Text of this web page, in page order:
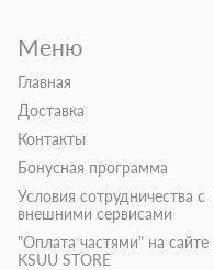
Меню
Главная
Доставка
Контакты
Бонусная программа
Условия сотрудничества с
внешними сервисами
"Оплата частями" на сайте
KSUU STORE